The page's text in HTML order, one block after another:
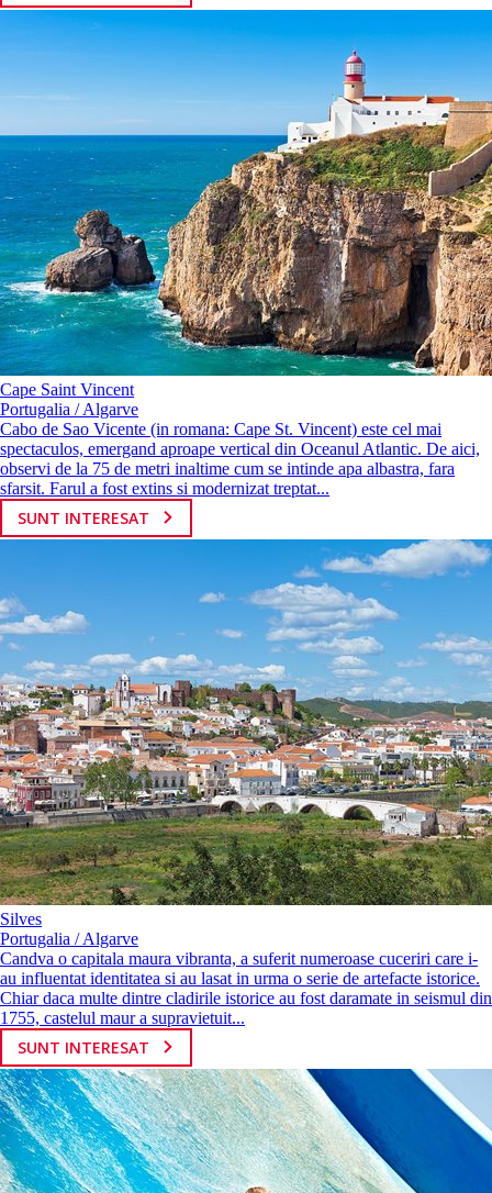
Cape Saint Vincent
Portugalia / Algarve
Cabo de Sao Vicente (in romana: Cape St. Vincent) este cel mai
spectaculos, emergand aproape vertical din Oceanul Atlantic. De aici,
observi de la 75 de metri inaltime cum se intinde apa albastra, fara
sfarsit. Farul a fost extins si modernizat treptat...
SUNT INTERESAT
Silves
Portugalia / Algarve
Candva o capitala maura vibranta, a suferit numeroase cuceriri care i-
au influentat identitatea si au lasat in urma o serie de artefacte istorice.
Chiar daca multe dintre cladirile istorice au fost daramate in seismul din
1755, castelul maur a supravietuit...
SUNT INTERESAT